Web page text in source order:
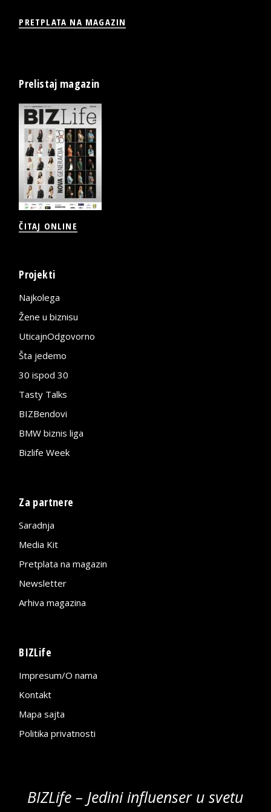
PRETPLATA NA MAGAZIN
Prelistaj magazin
ČITAJ ONLINE
Projekti
Najkolega
Žene u biznisu
UticajnOdgovorno
Šta jedemo
30 ispod 30
Tasty Talks
BIZBendovi
BMW biznis liga
Bizlife Week
Za partnere
Saradnja
Media Kit
Pretplata na magazin
Newsletter
Arhiva magazina
BIZLife
Impresum/O nama
Kontakt
Mapa sajta
Politika privatnosti
BIZLife – Jedini influenser u svetu